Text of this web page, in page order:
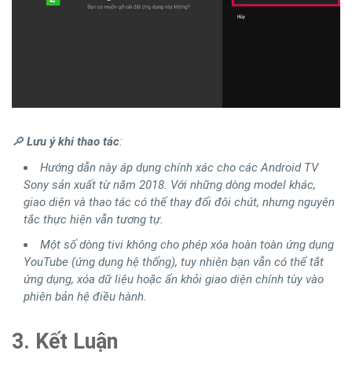
🔎 Lưu ý khi thao tác:
Hướng dẫn này áp dụng chính xác cho các Android TV
Sony sản xuất từ năm 2018. Với những dòng model khác,
giao diện và thao tác có thể thay đổi đôi chút, nhưng nguyên
tắc thực hiện vẫn tương tự.
Một số dòng tivi không cho phép xóa hoàn toàn ứng dụng
YouTube (ứng dụng hệ thống), tuy nhiên bạn vẫn có thể tắt
ứng dụng, xóa dữ liệu hoặc ẩn khỏi giao diện chính tùy vào
phiên bản hệ điều hành.
3. Kết Luận